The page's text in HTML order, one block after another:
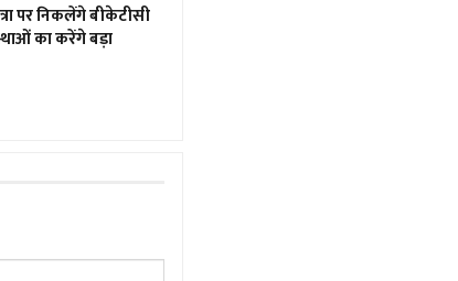
पर निकलेंगे बीकेटीसी
का करेंगे बड़ा